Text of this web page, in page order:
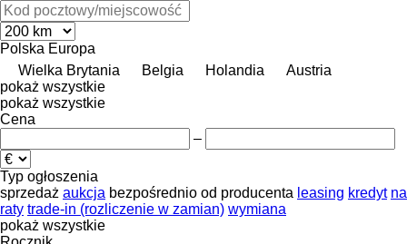
Polska Europa
Wielka Brytania
Belgia Holandia
Austria
pokaż wszystkie
pokaż wszystkie
Cena
–
Typ ogłoszenia
sprzedaż aukcja bezpośrednio od producenta leasing kredyt na
raty trade-in (rozliczenie w zamian) wymiana
pokaż wszystkie